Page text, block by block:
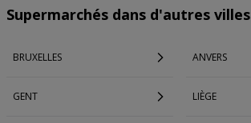
Supermarchés dans d'autres villes
BRUXELLES ANVERS
GENT LIÈGE